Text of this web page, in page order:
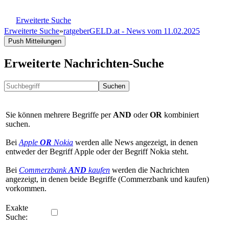
Erweiterte Suche
Erweiterte Suche»ratgeberGELD.at - News vom 11.02.2025
Push Mitteilungen
Erweiterte Nachrichten-Suche
Suchen
Sie können mehrere Begriffe per AND oderOR kombiniert
suchen.
Bei Apple OR Nokia werden alle News angezeigt, in denen
entweder der Begriff Apple oder der Begriff Nokia steht.
Bei CommerzbankAND kaufen werden die Nachrichten
angezeigt, in denen beide Begriffe (Commerzbank und kaufen)
vorkommen.
Exakte
Suche: